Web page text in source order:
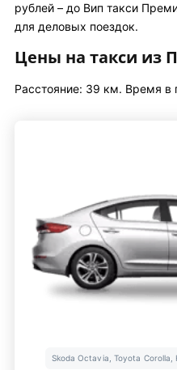
рублей – до Вип такси
для деловых поездок.
Цены на такси из
Расстояние: 39 км. Время в
Skoda Octavia, Toyota Corolla,